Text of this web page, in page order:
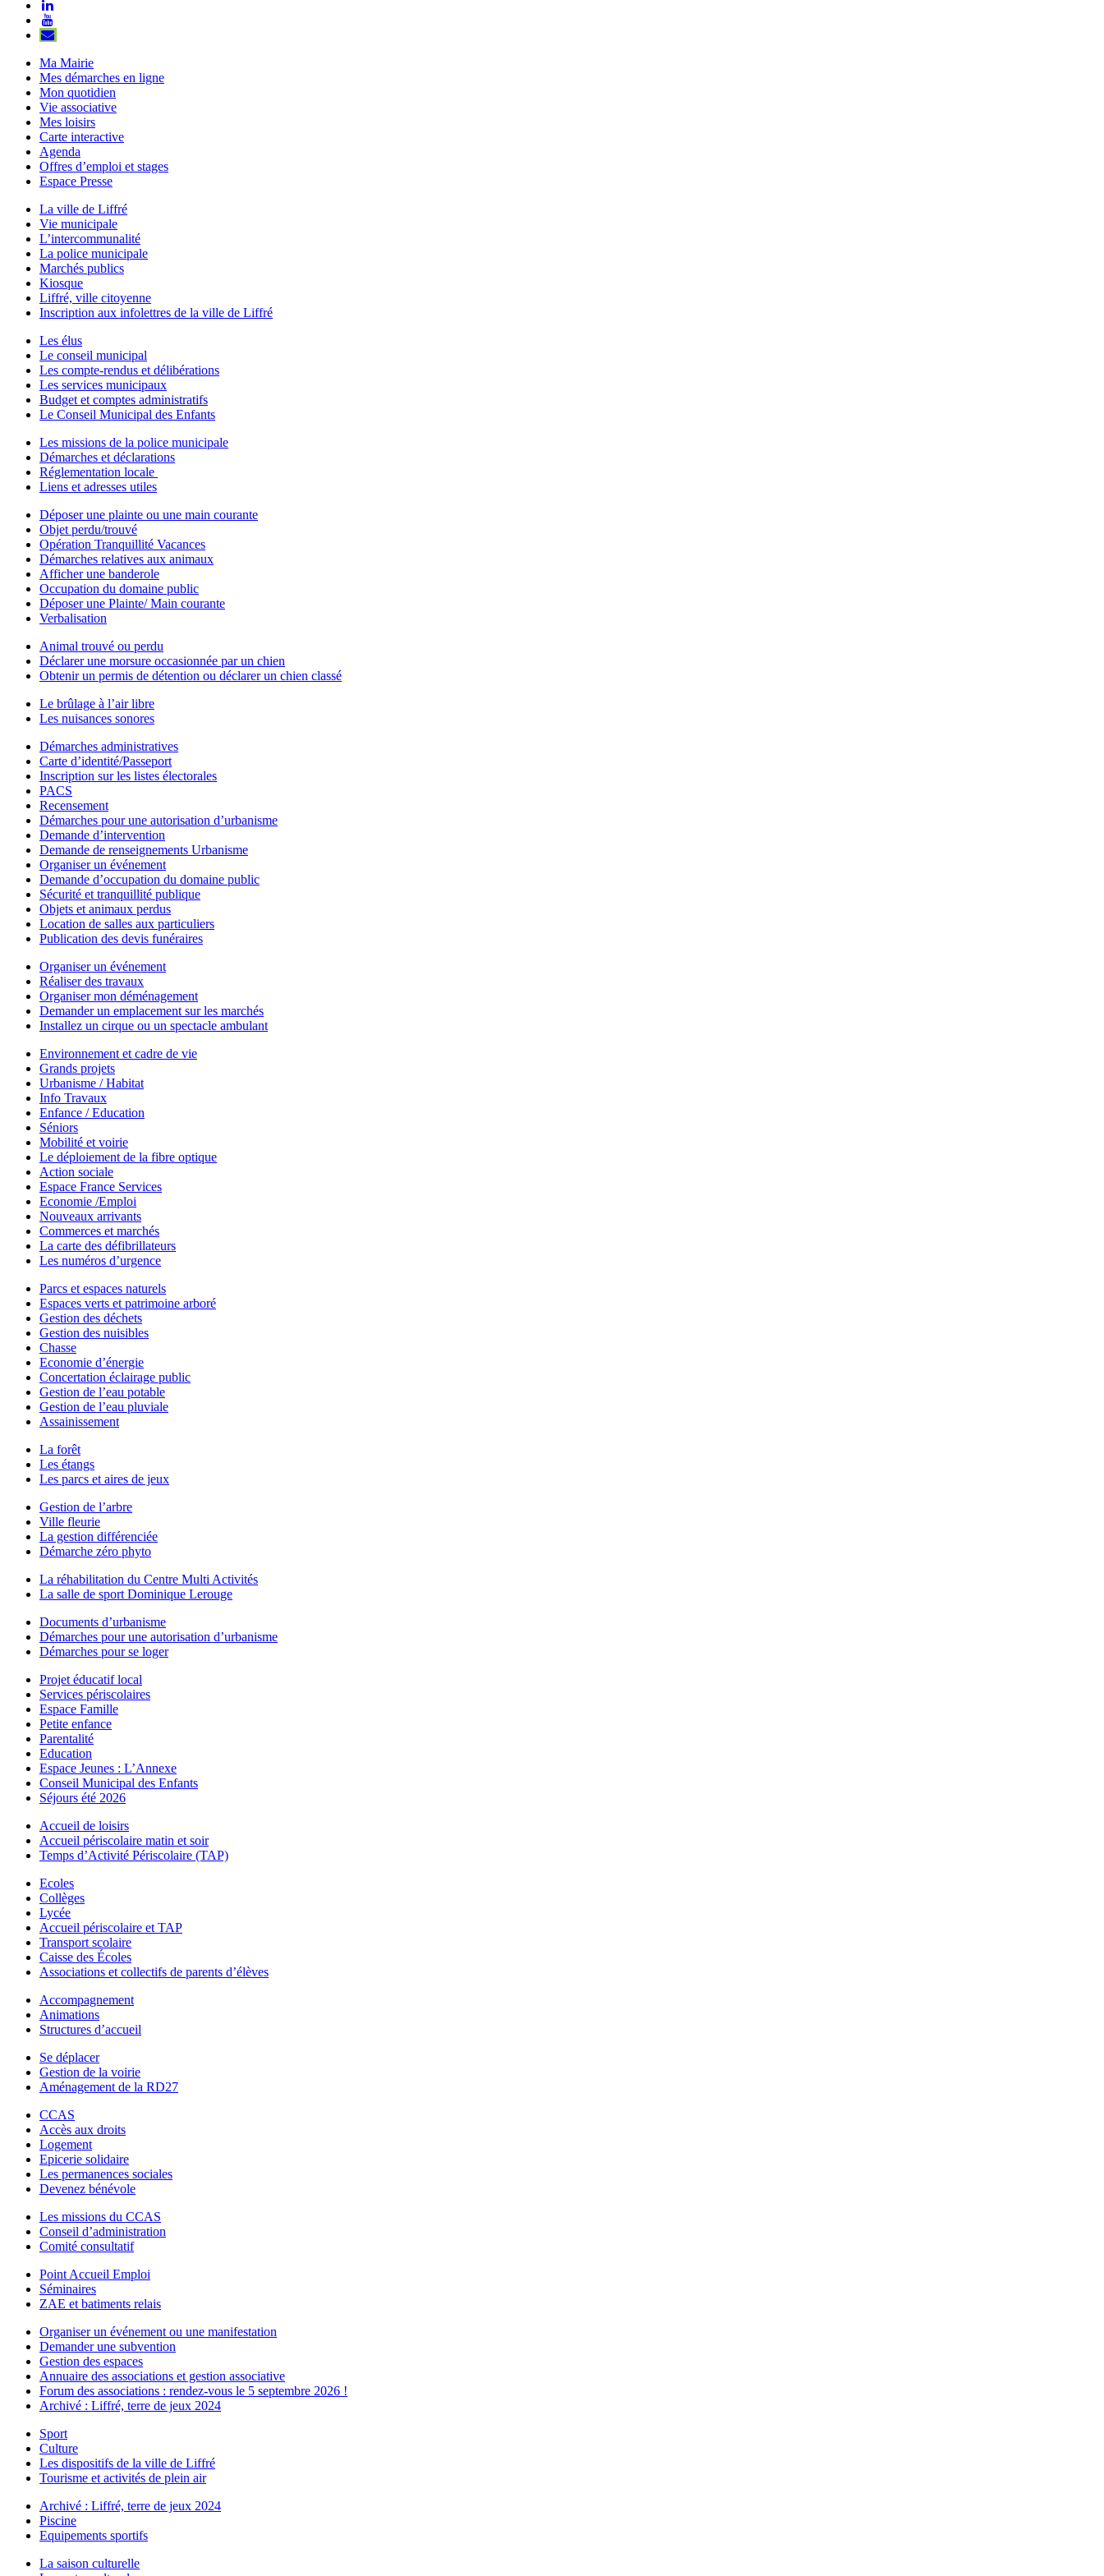
Linkedin
chaîne
Youtube
la
newsletter
Ma Mairie
Mes démarches en ligne
Mon quotidien
Vie associative
Mes loisirs
Carte interactive
Agenda
Offres d’emploi et stages
Espace Presse
La ville de Liffré
Vie municipale
L’intercommunalité
La police municipale
Marchés publics
Kiosque
Liffré, ville citoyenne
Inscription aux infolettres de la ville de Liffré
Les élus
Le conseil municipal
Les compte-rendus et délibérations
Les services municipaux
Budget et comptes administratifs
Le Conseil Municipal des Enfants
Les missions de la police municipale
Démarches et déclarations
Réglementation locale
Liens et adresses utiles
Déposer une plainte ou une main courante
Objet perdu/trouvé
Opération Tranquillité Vacances
Démarches relatives aux animaux
Afficher une banderole
Occupation du domaine public
Déposer une Plainte/ Main courante
Verbalisation
Animal trouvé ou perdu
Déclarer une morsure occasionnée par un chien
Obtenir un permis de détention ou déclarer un chien classé
Le brûlage à l’air libre
Les nuisances sonores
Démarches administratives
Carte d’identité/Passeport
Inscription sur les listes électorales
PACS
Recensement
Démarches pour une autorisation d’urbanisme
Demande d’intervention
Demande de renseignements Urbanisme
Organiser un événement
Demande d’occupation du domaine public
Sécurité et tranquillité publique
Objets et animaux perdus
Location de salles aux particuliers
Publication des devis funéraires
Organiser un événement
Réaliser des travaux
Organiser mon déménagement
Demander un emplacement sur les marchés
Installez un cirque ou un spectacle ambulant
Environnement et cadre de vie
Grands projets
Urbanisme / Habitat
Info Travaux
Enfance / Education
Séniors
Mobilité et voirie
Le déploiement de la fibre optique
Action sociale
Espace France Services
Economie /Emploi
Nouveaux arrivants
Commerces et marchés
La carte des défibrillateurs
Les numéros d’urgence
Parcs et espaces naturels
Espaces verts et patrimoine arboré
Gestion des déchets
Gestion des nuisibles
Chasse
Economie d’énergie
Concertation éclairage public
Gestion de l’eau potable
Gestion de l’eau pluviale
Assainissement
La forêt
Les étangs
Les parcs et aires de jeux
Gestion de l’arbre
Ville fleurie
La gestion différenciée
Démarche zéro phyto
La réhabilitation du Centre Multi Activités
La salle de sport Dominique Lerouge
Documents d’urbanisme
Démarches pour une autorisation d’urbanisme
Démarches pour se loger
Projet éducatif local
Services périscolaires
Espace Famille
Petite enfance
Parentalité
Education
Espace Jeunes : L’Annexe
Conseil Municipal des Enfants
Séjours été 2026
Accueil de loisirs
Accueil périscolaire matin et soir
Temps d’Activité Périscolaire (TAP)
Ecoles
Collèges
Lycée
Accueil périscolaire et TAP
Transport scolaire
Caisse des Écoles
Associations et collectifs de parents d’élèves
Accompagnement
Animations
Structures d’accueil
Se déplacer
Gestion de la voirie
Aménagement de la RD27
CCAS
Accès aux droits
Logement
Epicerie solidaire
Les permanences sociales
Devenez bénévole
Les missions du CCAS
Conseil d’administration
Comité consultatif
Point Accueil Emploi
Séminaires
ZAE et batiments relais
Organiser un événement ou une manifestation
Demander une subvention
Gestion des espaces
Annuaire des associations et gestion associative
Forum des associations : rendez-vous le 5 septembre 2026 !
Archivé : Liffré, terre de jeux 2024
Sport
Culture
Les dispositifs de la ville de Liffré
Tourisme et activités de plein air
Archivé : Liffré, terre de jeux 2024
Piscine
Equipements sportifs
La saison culturelle